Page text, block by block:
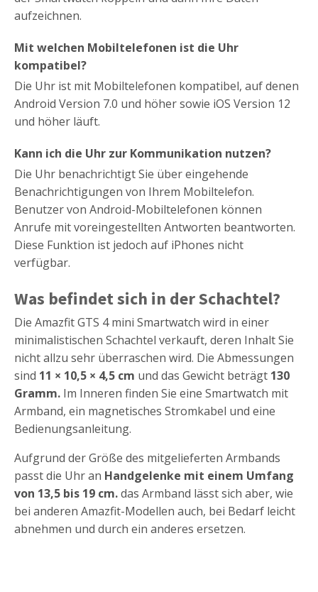
aufzeichnen.
Mit welchen Mobiltelefonen ist die Uhr
kompatibel?
Die Uhr ist mit Mobiltelefonen kompatibel, auf denen
Android Version 7.0 und höher sowie iOS Version 12
und höher läuft.
Kann ich die Uhr zur Kommunikation nutzen?
Die Uhr benachrichtigt Sie über eingehende
Benachrichtigungen von Ihrem Mobiltelefon.
Benutzer von Android-Mobiltelefonen können
Anrufe mit voreingestellten Antworten beantworten.
Diese Funktion ist jedoch auf iPhones nicht
verfügbar.
Was befindet sich in der Schachtel?
Die Amazfit GTS 4 mini Smartwatch wird in einer
minimalistischen Schachtel verkauft, deren Inhalt Sie
nicht allzu sehr überraschen wird. Die Abmessungen
sind 11 × 10,5 × 4,5 cm und das Gewicht beträgt 130
Gramm. Im Inneren finden Sie eine Smartwatch mit
Armband, ein magnetisches Stromkabel und eine
Bedienungsanleitung.
Aufgrund der Größe des mitgelieferten Armbands
passt die Uhr an Handgelenke mit einem Umfang
von 13,5 bis 19 cm.das Armband lässt sich aber, wie
bei anderen Amazfit-Modellen auch, bei Bedarf leicht
abnehmen und durch ein anderes ersetzen.